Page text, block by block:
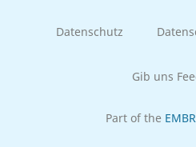
Datenschutz
Gib uns
Part of the